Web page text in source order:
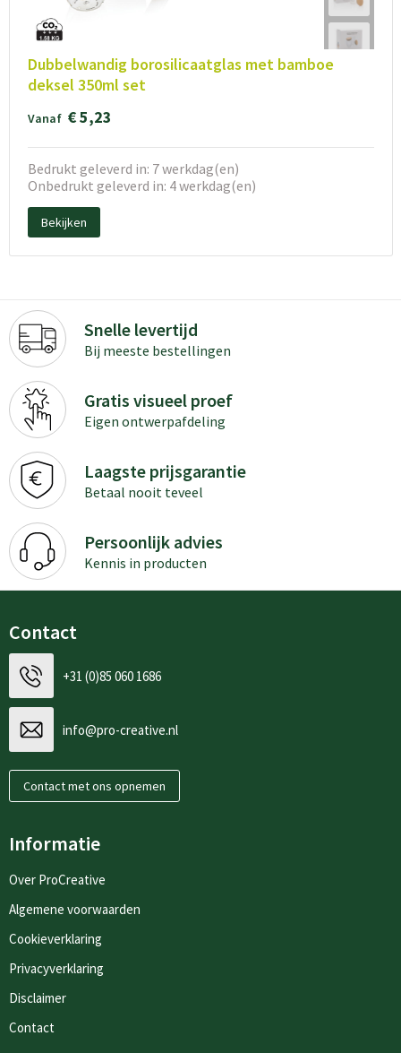
Dubbelwandig borosilicaatglas met bamboe
deksel 350ml set
Vanaf € 5,23
Bedrukt geleverd in: 7 werkdag(en)
Onbedrukt geleverd in: 4 werkdag(en)
Bekijken
Snelle levertijd
Bij meeste bestellingen
Gratis visueel proef
Eigen ontwerpafdeling
Laagste prijsgarantie
Betaal nooit teveel
Persoonlijk advies
Kennis in producten
Contact
+31 (0)85 060 1686
info@pro-creative.nl
Contact met ons opnemen
Informatie
Over ProCreative
Algemene voorwaarden
Cookieverklaring
Privacyverklaring
Disclaimer
Contact